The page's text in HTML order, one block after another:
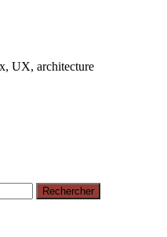
UX, architecture